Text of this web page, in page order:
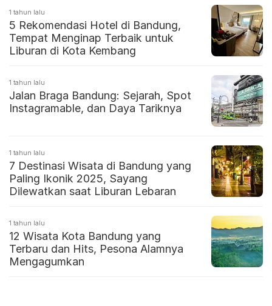
1 tahun lalu
5 Rekomendasi Hotel di Bandung,
Tempat Menginap Terbaik untuk
Liburan di Kota Kembang
1 tahun lalu
Jalan Braga Bandung: Sejarah, Spot
Instagramable, dan Daya Tariknya
1 tahun lalu
7 Destinasi Wisata di Bandung yang
Paling Ikonik 2025, Sayang
Dilewatkan saat Liburan Lebaran
1 tahun lalu
12 Wisata Kota Bandung yang
Terbaru dan Hits, Pesona Alamnya
Mengagumkan